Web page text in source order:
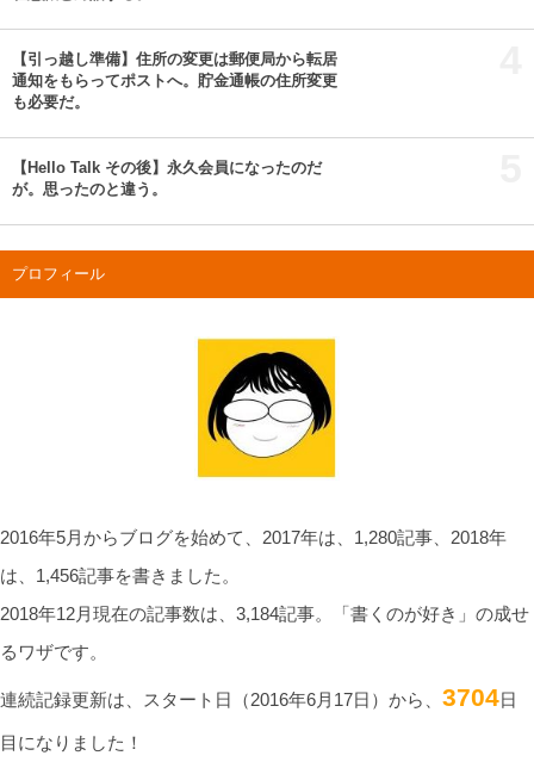
【引っ越し準備】住所の変更は郵便局から転居
通知をもらってポストへ。貯金通帳の住所変更
も必要だ。
【Hello Talk その後】永久会員になったのだ
が。思ったのと違う。
プロフィール
2016年5月からブログを始めて、2017年は、1,280記事、2018年
は、1,456記事を書きました。
2018年12月現在の記事数は、3,184記事。「書くのが好き」の成せ
るワザです。
連続記録更新は、スタート日（2016年6月17日）から、 3704日
目になりました！